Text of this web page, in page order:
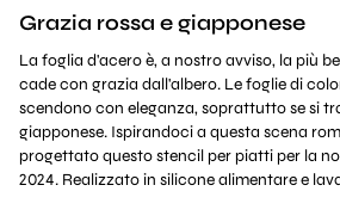
Grazia rossa e giapponese
La foglia d'acero è, a nostro avviso, la più
cade con grazia dall'albero. Le foglie di
scendono con eleganza, soprattutto se si
giapponese. Ispirandoci a questa scena
progettato questo stencil per piatti per la
2024. Realizzato in silicone alimentare e